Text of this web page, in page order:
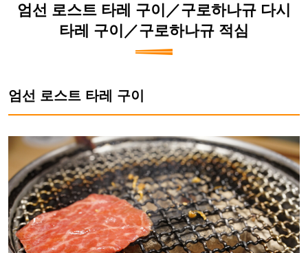
엄선 로스트 타레 구이／구로하나규 다시
타레 구이／구로하나규 적심
엄선 로스트 타레 구이